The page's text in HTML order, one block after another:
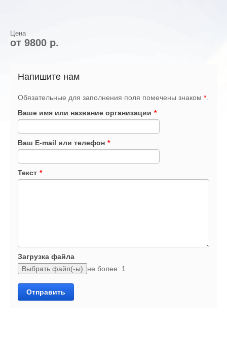
Цена
от 9800 р.
Напишите нам
Обязательные для заполнения поля помечены знаком *
Ваше имя или название организации *
Ваш E-mail или телефон *
Текст *
Загрузка файла
не более: 1
Отправить